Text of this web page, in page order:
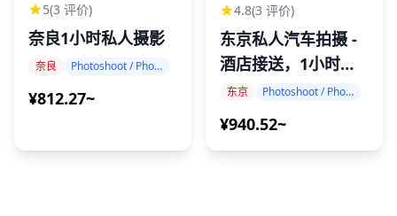
5(3 评价)
奈良1小时私人摄影
奈良 Photoshoot / Photo tour
¥812.27~
4.8(3 评价)
东京私人汽车拍摄 -
酒店接送，1小时，
10张精修照片
东京 Photoshoot / Photo tour
¥940.52~